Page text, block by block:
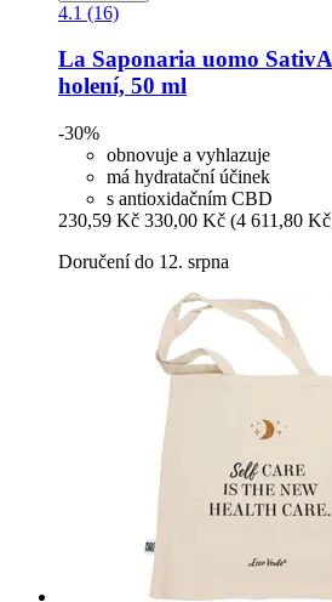
4.1 (16)
La Saponaria uomo
holení, 50 ml
-30%
obnovuje a vyhlazuje
má hydratační účinek
s antioxidačním CBD
230,59 Kč 330,00 Kč (4 611,80
Doručení do 12. srpna